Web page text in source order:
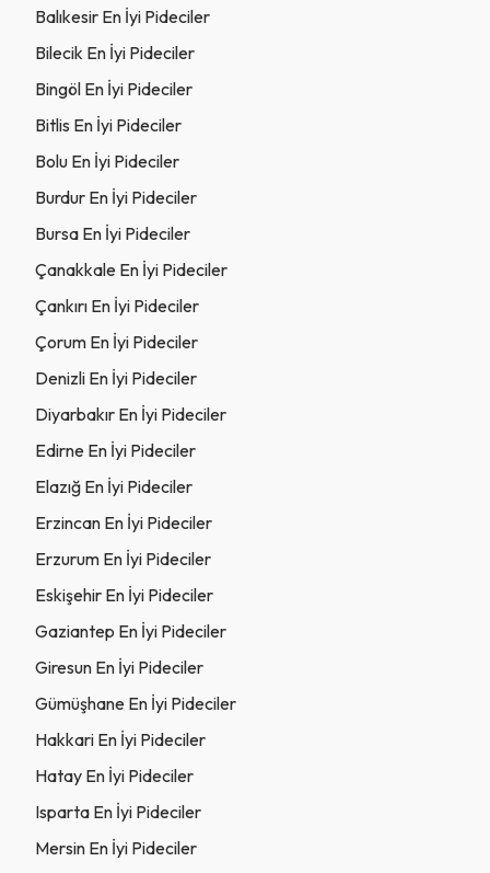
Balıkesir En İyi Pideciler
Bilecik En İyi Pideciler
Bingöl En İyi Pideciler
Bitlis En İyi Pideciler
Bolu En İyi Pideciler
Burdur En İyi Pideciler
Bursa En İyi Pideciler
Çanakkale En İyi Pideciler
Çankırı En İyi Pideciler
Çorum En İyi Pideciler
Denizli En İyi Pideciler
Diyarbakır En İyi Pideciler
Edirne En İyi Pideciler
Elazığ En İyi Pideciler
Erzincan En İyi Pideciler
Erzurum En İyi Pideciler
Eskişehir En İyi Pideciler
Gaziantep En İyi Pideciler
Giresun En İyi Pideciler
Gümüşhane En İyi Pideciler
Hakkari En İyi Pideciler
Hatay En İyi Pideciler
Isparta En İyi Pideciler
Mersin En İyi Pideciler